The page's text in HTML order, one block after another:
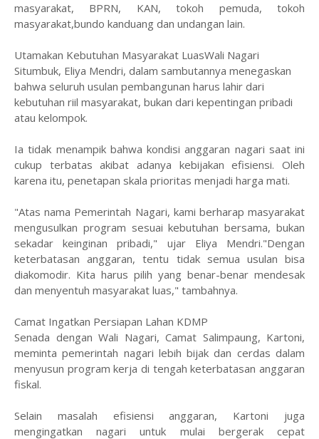
masyarakat, BPRN, KAN, tokoh pemuda, tokoh
masyarakat,bundo kanduang dan undangan lain.
​Utamakan Kebutuhan Masyarakat Luas​Wali Nagari
Situmbuk, Eliya Mendri, dalam sambutannya menegaskan
bahwa seluruh usulan pembangunan harus lahir dari
kebutuhan riil masyarakat, bukan dari kepentingan pribadi
atau kelompok.
​Ia tidak menampik bahwa kondisi anggaran nagari saat ini
cukup terbatas akibat adanya kebijakan efisiensi. Oleh
karena itu, penetapan skala prioritas menjadi harga mati.
​"Atas nama Pemerintah Nagari, kami berharap masyarakat
mengusulkan program sesuai kebutuhan bersama, bukan
sekadar keinginan pribadi," ujar Eliya Mendri.​"Dengan
keterbatasan anggaran, tentu tidak semua usulan bisa
diakomodir. Kita harus pilih yang benar-benar mendesak
dan menyentuh masyarakat luas," tambahnya.
Camat Ingatkan Persiapan Lahan KDMP
​Senada dengan Wali Nagari, Camat Salimpaung, Kartoni,
meminta pemerintah nagari lebih bijak dan cerdas dalam
menyusun program kerja di tengah keterbatasan anggaran
fiskal.
​Selain masalah efisiensi anggaran, Kartoni juga
mengingatkan nagari untuk mulai bergerak cepat